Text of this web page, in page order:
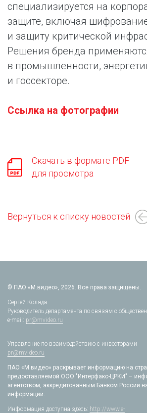
специализируется на
защите, включая
и защиту критической
Решения бренда
в промышленности,
и госсекторе.
Ссылка на фотографии
Скачать в формате PDF
для просмотра
Вернуться к списку новостей
© ПАО «М.видео», 2026. Все права защищены.
Сергей Коляда
Руководитель департамента по связям с
e-mail: pr@mvideo.ru
Управление по взаимодействию с инвесторами
pr@mvideo.ru
ПАО «М.видео» раскрывает информацию на
предоставляемой ООО "Интерфакс-ЦРКИ" –
агентством, аккредитованным Банком России
информации.
Информация доступна здесь: http://www.e-